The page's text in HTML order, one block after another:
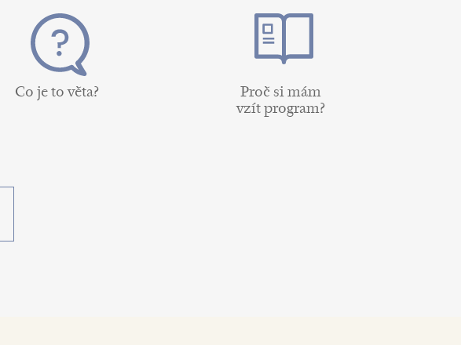
Co je to věta?
Proč si mám
vzít program?